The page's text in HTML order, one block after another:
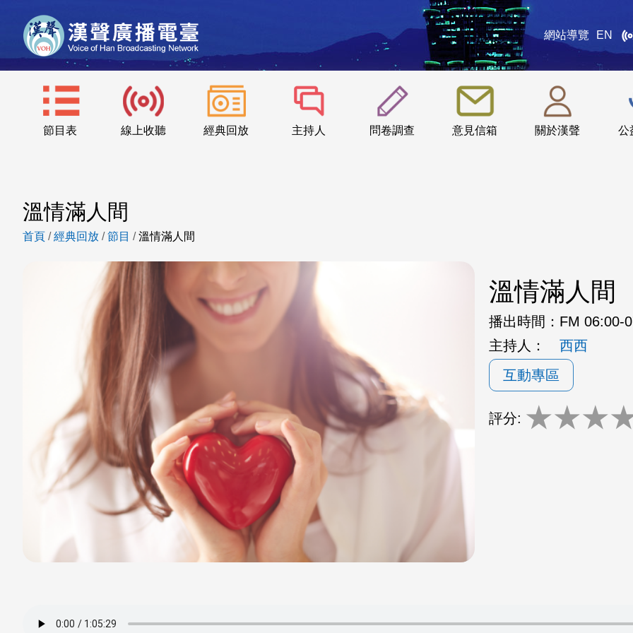
網站導覽 EN
節目表 線上收聽 經典回放 主持人 問卷調查 意見信箱 關於漢聲 公
:::
溫情滿人間
首頁 /經典回放 /節目 /溫情滿人間
溫情滿人間
播出時間： FM 06:00-
主持人：
西西
互動專區
評分: ★★★